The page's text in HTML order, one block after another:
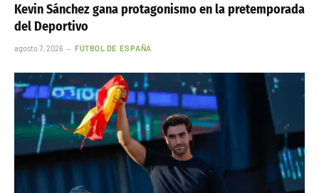
Kevin Sánchez gana protagonismo en la pretemporada
del Deportivo
agosto 7, 2026 FÚTBOL DE ESPAÑA